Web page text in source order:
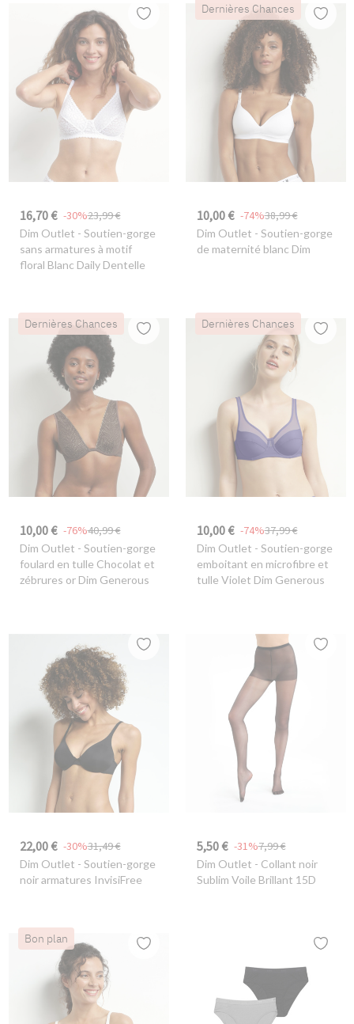
16,70 € 23,99 €
-30%
Dim Outlet - Soutien-gorge
sans armatures à motif
floral Blanc Daily Dentelle
Dernières Chances
10,00 € 38,99 €
-74%
Dim Outlet - Soutien-gorge
de maternité blanc Dim
Dernières Chances
10,00 € 40,99 €
-76%
Dim Outlet - Soutien-gorge
foulard en tulle Chocolat et
zébrures or Dim Generous
Dernières Chances
10,00 € 37,99 €
-74%
Dim Outlet - Soutien-gorge
emboitant en microfibre et
tulle Violet Dim Generous
22,00 € 31,49 €
-30%
Dim Outlet - Soutien-gorge
noir armatures InvisiFree
5,50 € 7,99 €
-31%
Dim Outlet - Collant noir
Sublim Voile Brillant 15D
Bon plan